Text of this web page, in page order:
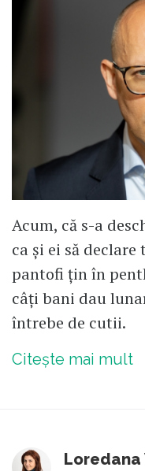
Acum, că s-a
ca și ei să
pantofi țin în
câți bani dau
întrebe de cutii.
Citește mai mult
Loredana